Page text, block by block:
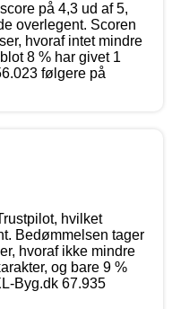
på 4,3 ud af 5,
overlegent. Scoren
hvoraf intet mindre
8 % har givet 1
følgere på
hvilket
Bedømmelsen tager
hvoraf ikke mindre
og bare 9 %
Byg.dk 67.935